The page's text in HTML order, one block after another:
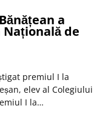
a
de
premiul I la
elev al Colegiului
I la…